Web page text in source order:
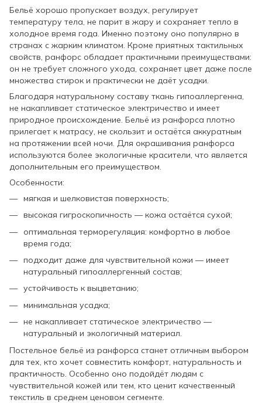
Бельё хорошо пропускает воздух, регулирует
температуру тела, не парит в жару и сохраняет тепло в
холодное время года. Именно поэтому оно популярно в
странах с жарким климатом. Кроме приятных тактильных
свойств, ранфорс обладает практичными преимуществами:
он не требует сложного ухода, сохраняет цвет даже после
множества стирок и практически не даёт усадки.
Благодаря натуральному составу ткань гипоаллергенна,
не накапливает статическое электричество и имеет
природное происхождение. Бельё из ранфорса плотно
прилегает к матрасу, не скользит и остаётся аккуратным
на протяжении всей ночи. Для окрашивания ранфорса
используются более экологичные красители, что является
дополнительным его преимуществом.
Особенности:
мягкая и шелковистая поверхность;
высокая гигроскопичность — кожа остаётся сухой;
оптимальная терморегуляция: комфортно в любое
время года;
подходит даже для чувствительной кожи — имеет
натуральный гипоаллергенный состав;
устойчивость к выцветанию;
минимальная усадка;
не накапливает статическое электричество —
натуральный и экологичный материал.
Постельное бельё из ранфорса станет отличным выбором
для тех, кто хочет совместить комфорт, натуральность и
практичность. Особенно оно подойдёт людям с
чувствительной кожей или тем, кто ценит качественный
текстиль в среднем ценовом сегменте.